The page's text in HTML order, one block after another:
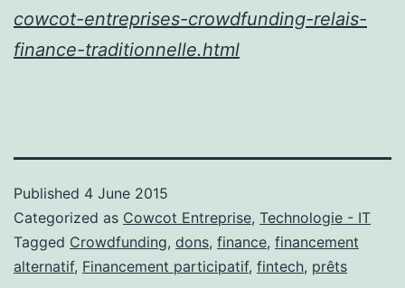
cowcot-entreprises-crowdfunding-relais-
finance-traditionnelle.html
Published 4 June 2015
Categorized as Cowcot Entreprise, Technologie - IT
Tagged Crowdfunding, dons, finance, financement
alternatif, Financement participatif, fintech, prêts